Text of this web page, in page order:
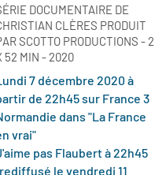
DOCUMENTAIRE DE
CLÈRES PRODUIT
SCOTTO PRODUCTIONS - 2
52 MIN - 2020
7 décembre 2020 à
de 22h45 sur France 3
dans "La France
vrai"
pas Flaubert à 22h45
le vendredi 11